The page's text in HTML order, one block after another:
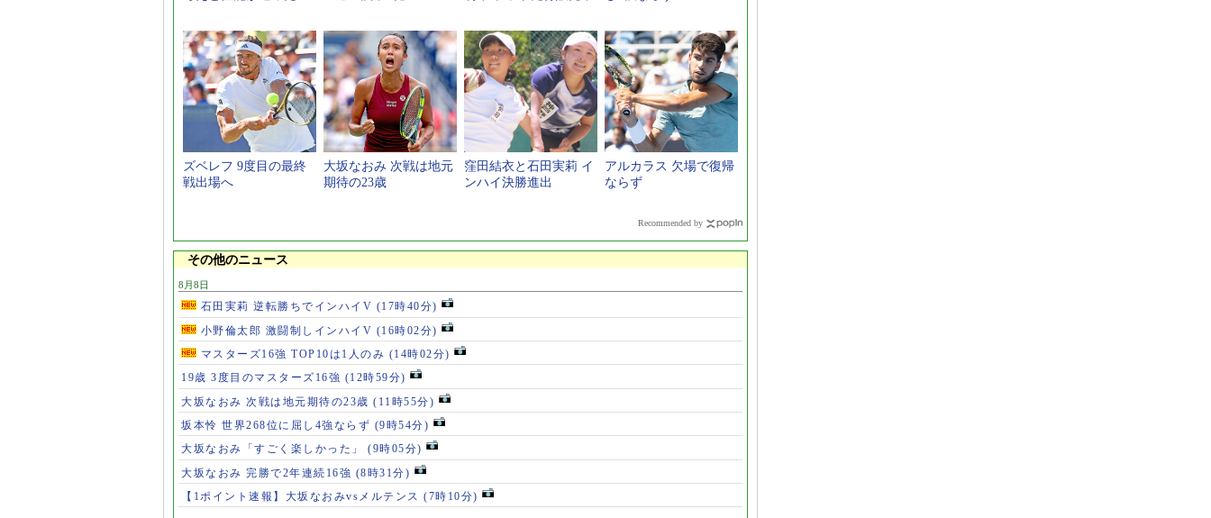
ズベレフ 9度目の最終
戦出場へ
大坂なおみ 次戦は地元
期待の23歳
窪田結衣と石田実莉 イ
ンハイ決勝進出
アルカラス 欠場で復帰
ならず
Recommended by
その他のニュース
8月8日
石田実莉 逆転勝ちでインハイV (17時40分)
小野倫太郎 激闘制しインハイV (16時02分)
マスターズ16強 TOP10は1人のみ (14時02分)
19歳 3度目のマスターズ16強 (12時59分)
大坂なおみ 次戦は地元期待の23歳 (11時55分)
坂本怜 世界268位に屈し4強ならず (9時54分)
大坂なおみ「すごく楽しかった」 (9時05分)
大坂なおみ 完勝で2年連続16強 (8時31分)
【1ポイント速報】大坂なおみvsメルテンス (7時10分)